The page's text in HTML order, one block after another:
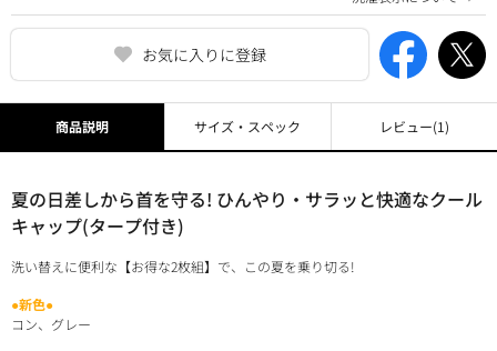
お気に入りに登録
商品説明
夏の日差しから首を守る! ひんやり・サラッと快適なクール
キャップ(タープ付き)
洗い替えに便利な【お得な2枚組】で、この夏を乗り切る!
●新色●
コン、グレー
サイズ・スペック レビュー(1)